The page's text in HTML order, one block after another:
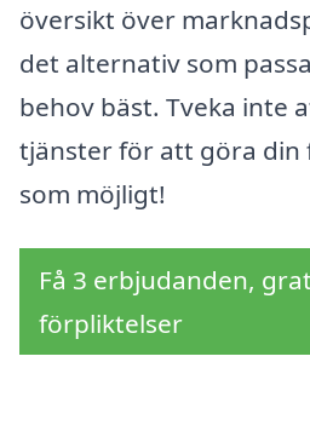
översikt över
det alternativ som
behov bäst. Tveka inte
tjänster för att göra din
som möjligt!
Få 3 erbjudanden,
förpliktelser